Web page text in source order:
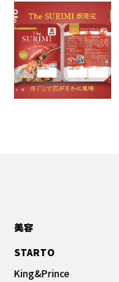
美容
STARTO
King&Prince